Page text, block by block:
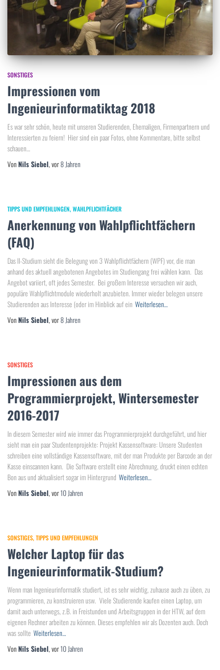
SONSTIGES
Impressionen vom
Ingenieurinformatiktag 2018
Es war sehr schön, heute mit unseren Studierenden, Ehemaligen, Firmenpartnern und
Interessierten zu feiern! Hier sind ein paar Fotos, ohne Kommentare, bitte selbst
schauen…
VonNils Siebel, vor8 Jahren
TIPPS UND EMPFEHLUNGEN WAHLPFLICHTFÄCHER
Anerkennung von Wahlpflichtfächern
(FAQ)
Das II-Studium sieht die Belegung von 3 Wahlpflichtfächern (WPF) vor, die man
anhand des aktuell angebotenen Angebotes im Studiengang frei wählen kann. Das
Angebot variiert, oft jedes Semester. Bei großem Interesse versuchen wir auch,
populäre Wahlpflichtmodule wiederholt anzubieten. Immer wieder belegen unsere
Studierenden aus Interesse (oder im Hinblick auf ein Weiterlesen…
VonNils Siebel, vor8 Jahren
SONSTIGES
Impressionen aus dem
Programmierprojekt, Wintersemester
2016-2017
In diesem Semester wird wie immer das Programmierprojekt durchgeführt, und hier
sieht man ein paar Studentenprojekte: Projekt Kassensoftware: Unsere Studenten
schreiben eine vollständige Kassensoftware, mit der man Produkte per Barcode an der
Kasse einscannen kann. Die Software erstellt eine Abrechnung, druckt einen echten
Bon aus und aktualisiert sogar im Hintergrund Weiterlesen…
VonNils Siebel, vor10 Jahren
SONSTIGES TIPPS UND EMPFEHLUNGEN
Welcher Laptop für das
Ingenieurinformatik-Studium?
Wenn man Ingenieurinformatik studiert, ist es sehr wichtig, zuhause auch zu üben, zu
programmieren, zu konstruieren usw. Viele Studierende kaufen einen Laptop, um
damit auch unterwegs, z.B. in Freistunden und Arbeitsgruppen in der HTW, auf dem
eigenen Rechner arbeiten zu können. Dieses empfehlen wir als Dozenten auch. Doch
was sollte Weiterlesen…
VonNils Siebel, vor10 Jahren